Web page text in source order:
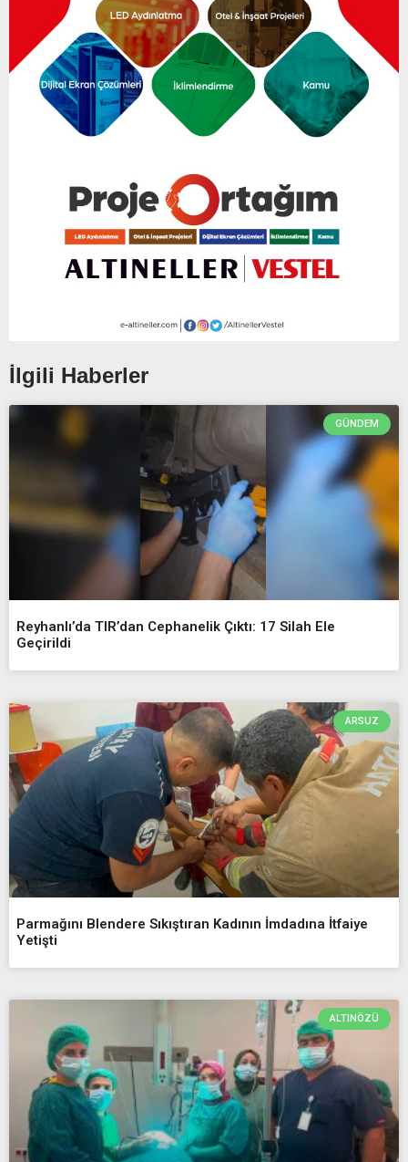
İlgili Haberler
GÜNDEM
Reyhanlı’da TIR’dan Cephanelik Çıktı: 17 Silah Ele
Geçirildi
ARSUZ
Parmağını Blendere Sıkıştıran Kadının İmdadına İtfaiye
Yetişti
ALTINÖZÜ